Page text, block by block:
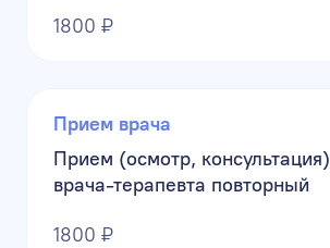
1800 ₽
Прием врача
Прием (осмотр, консультация)
врача-терапевта повторный
1800 ₽